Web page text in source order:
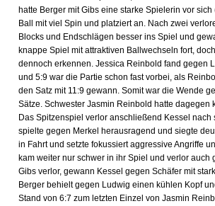
hatte Berger mit Gibs eine starke Spielerin vor
Ball mit viel Spin und platziert an. Nach zwei
Blocks und Endschlägen besser ins Spiel und
knappe Spiel mit attraktiven Ballwechseln fort,
dennoch erkennen. Jessica Reinbold fand gegen
und 5:9 war die Partie schon fast vorbei, als
den Satz mit 11:9 gewann. Somit war die Wende
Sätze. Schwester Jasmin Reinbold hatte
Das Spitzenspiel verlor anschließend Kessel
spielte gegen Merkel herausragend und siegte
in Fahrt und setzte fokussiert aggressive Angriffe
kam weiter nur schwer in ihr Spiel und verlor
Gibs verlor, gewann Kessel gegen Schäfer mit
Berger behielt gegen Ludwig einen kühlen Kopf
Stand von 6:7 zum letzten Einzel von Jasmin